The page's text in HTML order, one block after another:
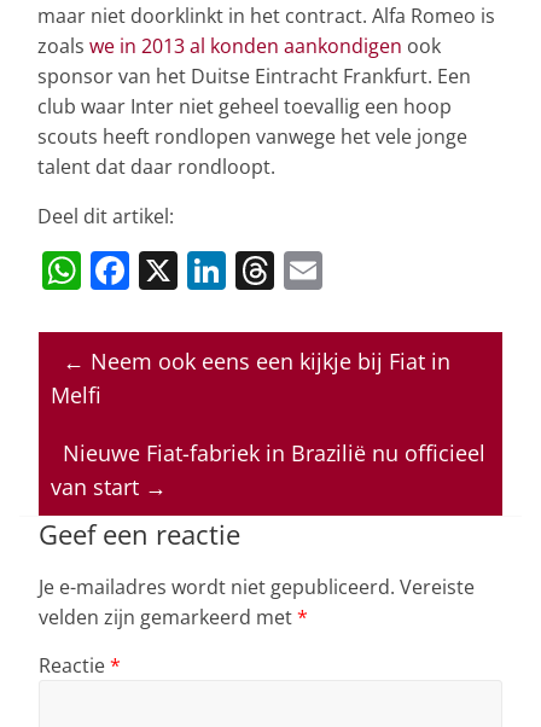
maar niet doorklinkt in het contract. Alfa Romeo is
zoals we in 2013 al konden aankondigen ook
sponsor van het Duitse Eintracht Frankfurt. Een
club waar Inter niet geheel toevallig een hoop
scouts heeft rondlopen vanwege het vele jonge
talent dat daar rondloopt.
Deel dit artikel:
W
at
s
p
p
F
c
e
o
o
k
X Li
k
e
n
T
re
a
s
ai
l
← Neem ook eens een kijkje bij Fiat in
Melfi
Nieuwe Fiat-fabriek in Brazilië nu officieel
van start →
Geef een reactie
Je e-mailadres wordt niet gepubliceerd. Vereiste
velden zijn gemarkeerd met*
Reactie*